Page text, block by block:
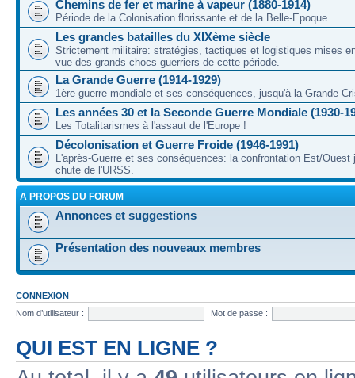
Chemins de fer et marine à vapeur (1880-1914)
Période de la Colonisation florissante et de la Belle-Epoque.
Les grandes batailles du XIXème siècle
Strictement militaire: stratégies, tactiques et logistiques mises
vue des grands chocs guerriers de cette période.
La Grande Guerre (1914-1929)
1ère guerre mondiale et ses conséquences, jusqu'à la Grande
Les années 30 et la Seconde Guerre Mondiale (1930-
Les Totalitarismes à l'assaut de l'Europe !
Décolonisation et Guerre Froide (1946-1991)
L'après-Guerre et ses conséquences: la confrontation Est/Ouest
chute de l'URSS.
A PROPOS DU FORUM
Annonces et suggestions
Présentation des nouveaux membres
CONNEXION
Nom d’utilisateur :
Mot de passe :
QUI EST EN LIGNE ?